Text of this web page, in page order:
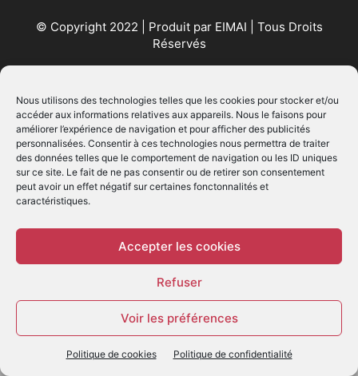
Nous utilisons des technologies telles que les cookies pour stocker et/ou
accéder aux informations relatives aux appareils. Nous le faisons pour
améliorer l’expérience de navigation et pour afficher des publicités
personnalisées. Consentir à ces technologies nous permettra de traiter
des données telles que le comportement de navigation ou les ID uniques
sur ce site. Le fait de ne pas consentir ou de retirer son consentement
peut avoir un effet négatif sur certaines fonctonnalités et
caractéristiques.
Accepter les cookies
Refuser
Voir les préférences
Politique de cookies Politique de confidentialité
© Copyright 2022 | Produit par EIMAI | Tous Droits
Réservés
SUIVEZ NOUS